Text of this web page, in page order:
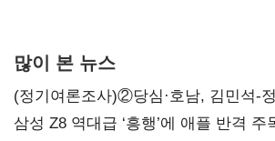
많이 본 뉴스
(정기여론조사)②당심·호남, 김민석-
삼성 Z8 역대급 ‘흥행’에 애플 반격